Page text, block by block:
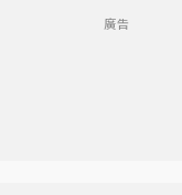
廣告